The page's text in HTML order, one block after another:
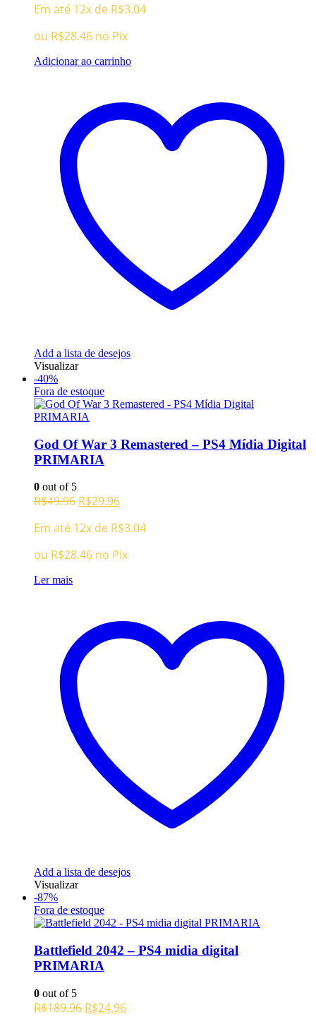
original
era:
R$109.96.
atual
R$29.96.
Em até 12x de R$3.04
ou R$28.46 no Pix
Adicionar ao carrinho
Add a lista de desejos
Visualizar
-40%
Fora de estoque
God Of War 3 Remastered – PS4 Mídia Digital
PRIMARIA
0 out of 5
R$49.96 O
original
era:
R$49.96.
R$29.96O
atual
é:
R$29.96.
Em até 12x de R$3.04
ou R$28.46 no Pix
Ler mais
Add a lista de desejos
Visualizar
-87%
Fora de estoque
Battlefield 2042 – PS4 midia digital
PRIMARIA
0 out of 5
R$189.96 O
R$24.96O